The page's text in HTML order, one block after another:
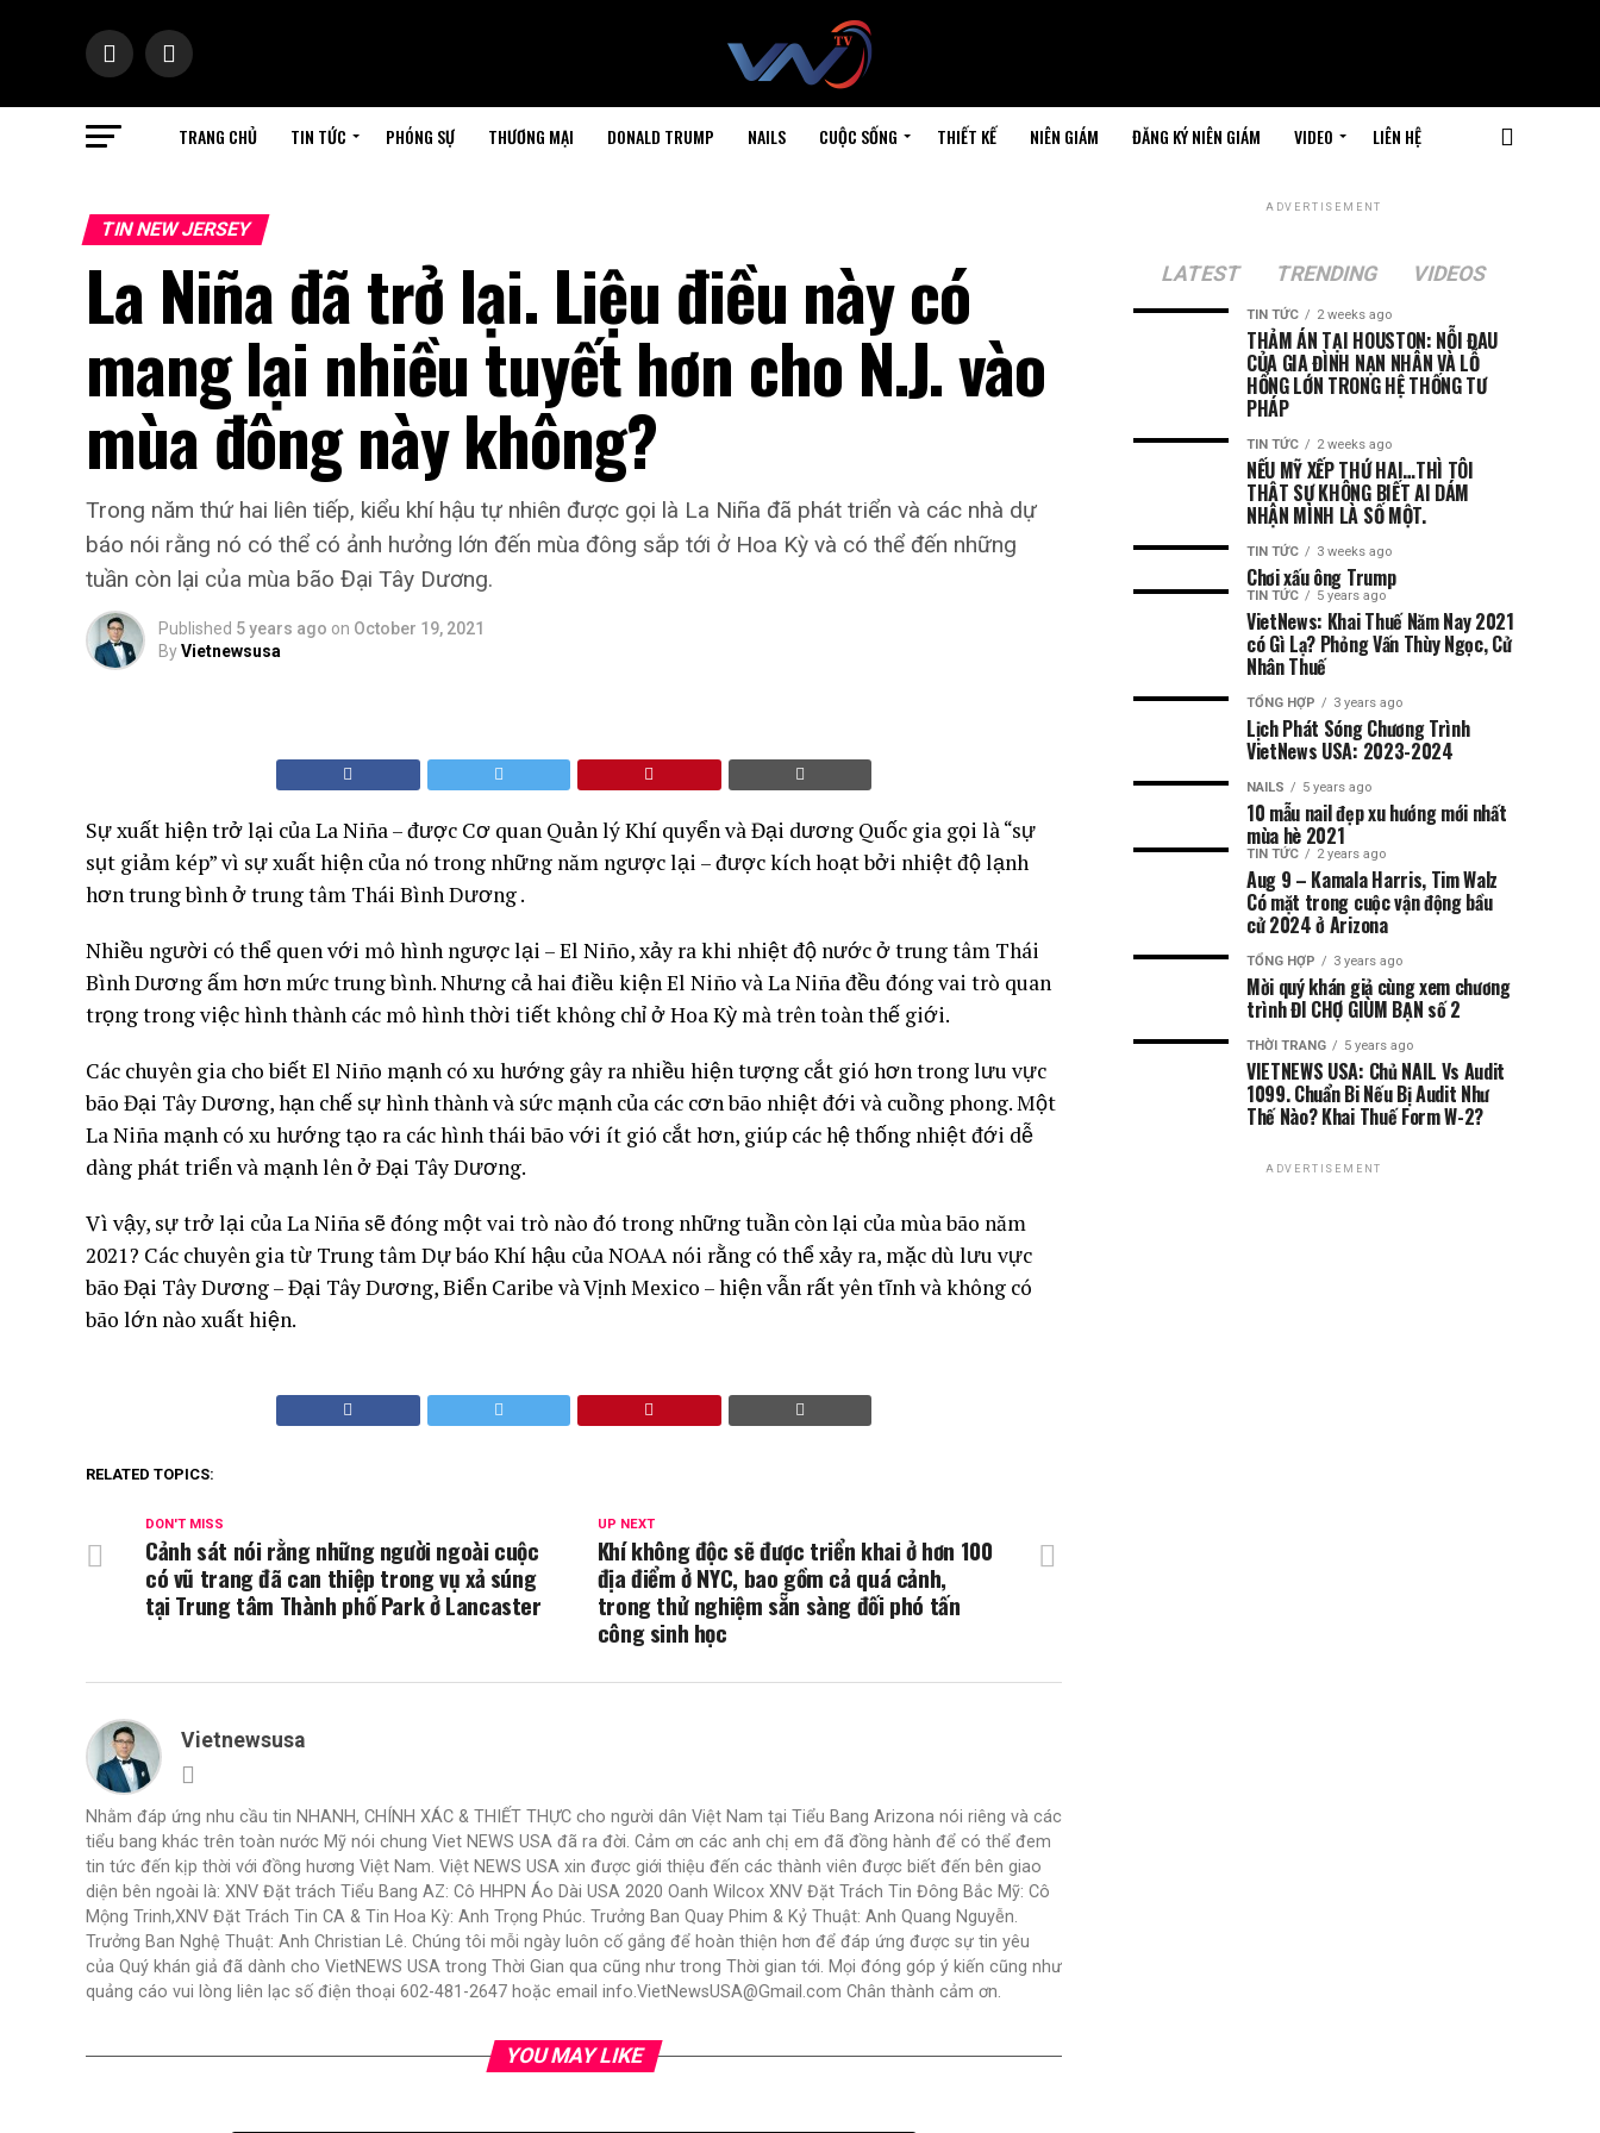
TRANG CHỦ TIN TỨC PHÓNG SỰ THƯƠNG MẠI DONALD TRUMP NAILS CUỘC SỐNG THIẾT KẾ NIÊN GIÁM ĐĂNG KÝ NIÊN GIÁM VIDEO LIÊN HỆ
TIN NEW JERSEY
La Niña đã trở lại. Liệu điều này có
mang lại nhiều tuyết hơn cho N.J. vào
mùa đông này không?
Trong năm thứ hai liên tiếp, kiểu khí hậu tự nhiên được gọi là La Niña đã phát triển và các nhà dự
báo nói rằng nó có thể có ảnh hưởng lớn đến mùa đông sắp tới ở Hoa Kỳ và có thể đến những
tuần còn lại của mùa bão Đại Tây Dương.
Published 5 years ago on October 19, 2021
ByVietnewsusa
Sự xuất hiện trở lại của La Niña – được Cơ quan Quản lý Khí quyển và Đại dương Quốc gia gọi là “sự
sụt giảm kép” vì sự xuất hiện của nó trong những năm ngược lại – được kích hoạt bởi nhiệt độ lạnh
hơn trung bình ở trung tâm Thái Bình Dương .
Nhiều người có thể quen với mô hình ngược lại – El Niño, xảy ra khi nhiệt độ nước ở trung tâm Thái
Bình Dương ấm hơn mức trung bình. Nhưng cả hai điều kiện El Niño và La Niña đều đóng vai trò quan
trọng trong việc hình thành các mô hình thời tiết không chỉ ở Hoa Kỳ mà trên toàn thế giới.
Các chuyên gia cho biết El Niño mạnh có xu hướng gây ra nhiều hiện tượng cắt gió hơn trong lưu vực
bão Đại Tây Dương, hạn chế sự hình thành và sức mạnh của các cơn bão nhiệt đới và cuồng phong. Một
La Niña mạnh có xu hướng tạo ra các hình thái bão với ít gió cắt hơn, giúp các hệ thống nhiệt đới dễ
dàng phát triển và mạnh lên ở Đại Tây Dương.
Vì vậy, sự trở lại của La Niña sẽ đóng một vai trò nào đó trong những tuần còn lại của mùa bão năm
2021? Các chuyên gia từ Trung tâm Dự báo Khí hậu của NOAA nói rằng có thể xảy ra, mặc dù lưu vực
bão Đại Tây Dương – Đại Tây Dương, Biển Caribe và Vịnh Mexico – hiện vẫn rất yên tĩnh và không có
bão lớn nào xuất hiện.
RELATED TOPICS:
UP NEXT
Khí không độc sẽ được triển khai ở hơn 100
địa điểm ở NYC, bao gồm cả quá cảnh,
trong thử nghiệm sẵn sàng đối phó tấn
công sinh học
DON'T MISS
Cảnh sát nói rằng những người ngoài cuộc
có vũ trang đã can thiệp trong vụ xả súng
tại Trung tâm Thành phố Park ở Lancaster
Vietnewsusa
Nhằm đáp ứng nhu cầu tin NHANH, CHÍNH XÁC & THIẾT THỰC cho người dân Việt Nam tại Tiểu Bang Arizona nói riêng và các
tiểu bang khác trên toàn nước Mỹ nói chung Viet NEWS USA đã ra đời. Cảm ơn các anh chị em đã đồng hành để có thể đem
tin tức đến kịp thời với đồng hương Việt Nam. Việt NEWS USA xin được giới thiệu đến các thành viên được biết đến bên giao
diện bên ngoài là: XNV Đặt trách Tiểu Bang AZ: Cô HHPN Áo Dài USA 2020 Oanh Wilcox XNV Đặt Trách Tin Đông Bắc Mỹ: Cô
Mộng Trinh,XNV Đặt Trách Tin CA & Tin Hoa Kỳ: Anh Trọng Phúc. Trưởng Ban Quay Phim & Kỷ Thuật: Anh Quang Nguyễn.
Trưởng Ban Nghệ Thuật: Anh Christian Lê. Chúng tôi mỗi ngày luôn cố gắng để hoàn thiện hơn để đáp ứng được sự tin yêu
của Quý khán giả đã dành cho VietNEWS USA trong Thời Gian qua cũng như trong Thời gian tới. Mọi đóng góp ý kiến cũng như
quảng cáo vui lòng liên lạc số điện thoại 602-481-2647 hoặc email info.VietNewsUSA@Gmail.com Chân thành cảm ơn.
YOU MAY LIKE
ADVERTISEMENT
LATEST TRENDING VIDEOS
TIN TỨC 2 weeks ago
THẢM ÁN TẠI HOUSTON: NỖI ĐAU
CỦA GIA ĐÌNH NẠN NHÂN VÀ LỖ
HỔNG LỚN TRONG HỆ THỐNG TƯ
PHÁP
TIN TỨC 2 weeks ago
NẾU MỸ XẾP THỨ HAI…THÌ TÔI
THẬT SỰ KHÔNG BIẾT AI DÁM
NHẬN MÌNH LÀ SỐ MỘT.
TIN TỨC 3 weeks ago
Chơi xấu ông Trump
TIN TỨC 5 years ago
VietNews: Khai Thuế Năm Nay 2021
có Gì Lạ? Phỏng Vấn Thùy Ngọc, Cử
Nhân Thuế
TỔNG HỢP 3 years ago
Lịch Phát Sóng Chương Trình
VietNews USA: 2023-2024
NAILS 5 years ago
10 mẫu nail đẹp xu hướng mới nhất
mùa hè 2021
TIN TỨC 2 years ago
Aug 9 – Kamala Harris, Tim Walz
Có mặt trong cuộc vận động bầu
cử 2024 ở Arizona
TỔNG HỢP 3 years ago
Mời quý khán giả cùng xem chương
trình ĐI CHỢ GIÙM BẠN số 2
THỜI TRANG 5 years ago
VIETNEWS USA: Chủ NAIL Vs Audit
1099. Chuẩn Bi Nếu Bị Audit Như
Thế Nào? Khai Thuế Form W-2?
ADVERTISEMENT